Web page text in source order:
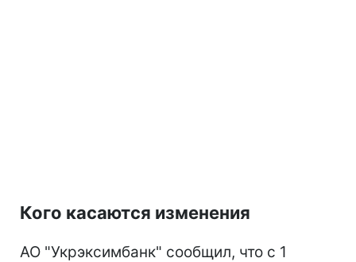
Кого касаются изменения
АО "Укрэксимбанк" сообщил, что с 1